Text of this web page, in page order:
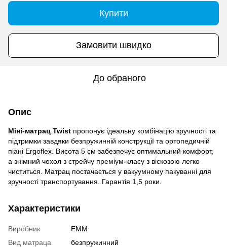
Купити
Замовити швидко
До обраного
Опис
Міні-матрац Twist пропонує ідеальну комбінацію зручності та
підтримки завдяки безпружинній конструкції та ортопедичній
піані Ergoflex. Висота 5 см забезпечує оптимальний комфорт,
а знімний чохол з стрейчу преміум-класу з віскозою легко
чиститься. Матрац постачається у вакуумному пакуванні для
зручності транспортування. Гарантія 1,5 роки.
Характеристики
Виробник
EMM
Вид матраца
безпружинний